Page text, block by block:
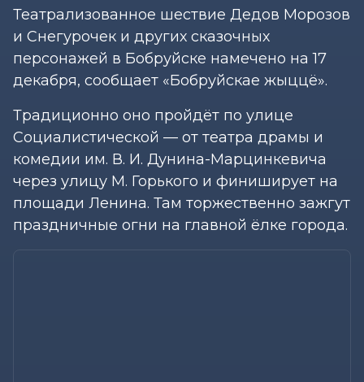
Театрализованное шествие Дедов Морозов
и Снегурочек и других сказочных
персонажей в Бобруйске намечено на 17
декабря, сообщает «Бобруйскае жыццё».
Традиционно оно пройдёт по улице
Социалистической — от театра драмы и
комедии им. В. И. Дунина-Марцинкевича
через улицу М. Горького и финиширует на
площади Ленина. Там торжественно зажгут
праздничные огни на главной ёлке города.